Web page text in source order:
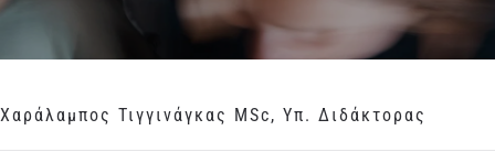
Χαράλαμπος Τιγγινάγκας MSc, Υπ. Διδάκτορας